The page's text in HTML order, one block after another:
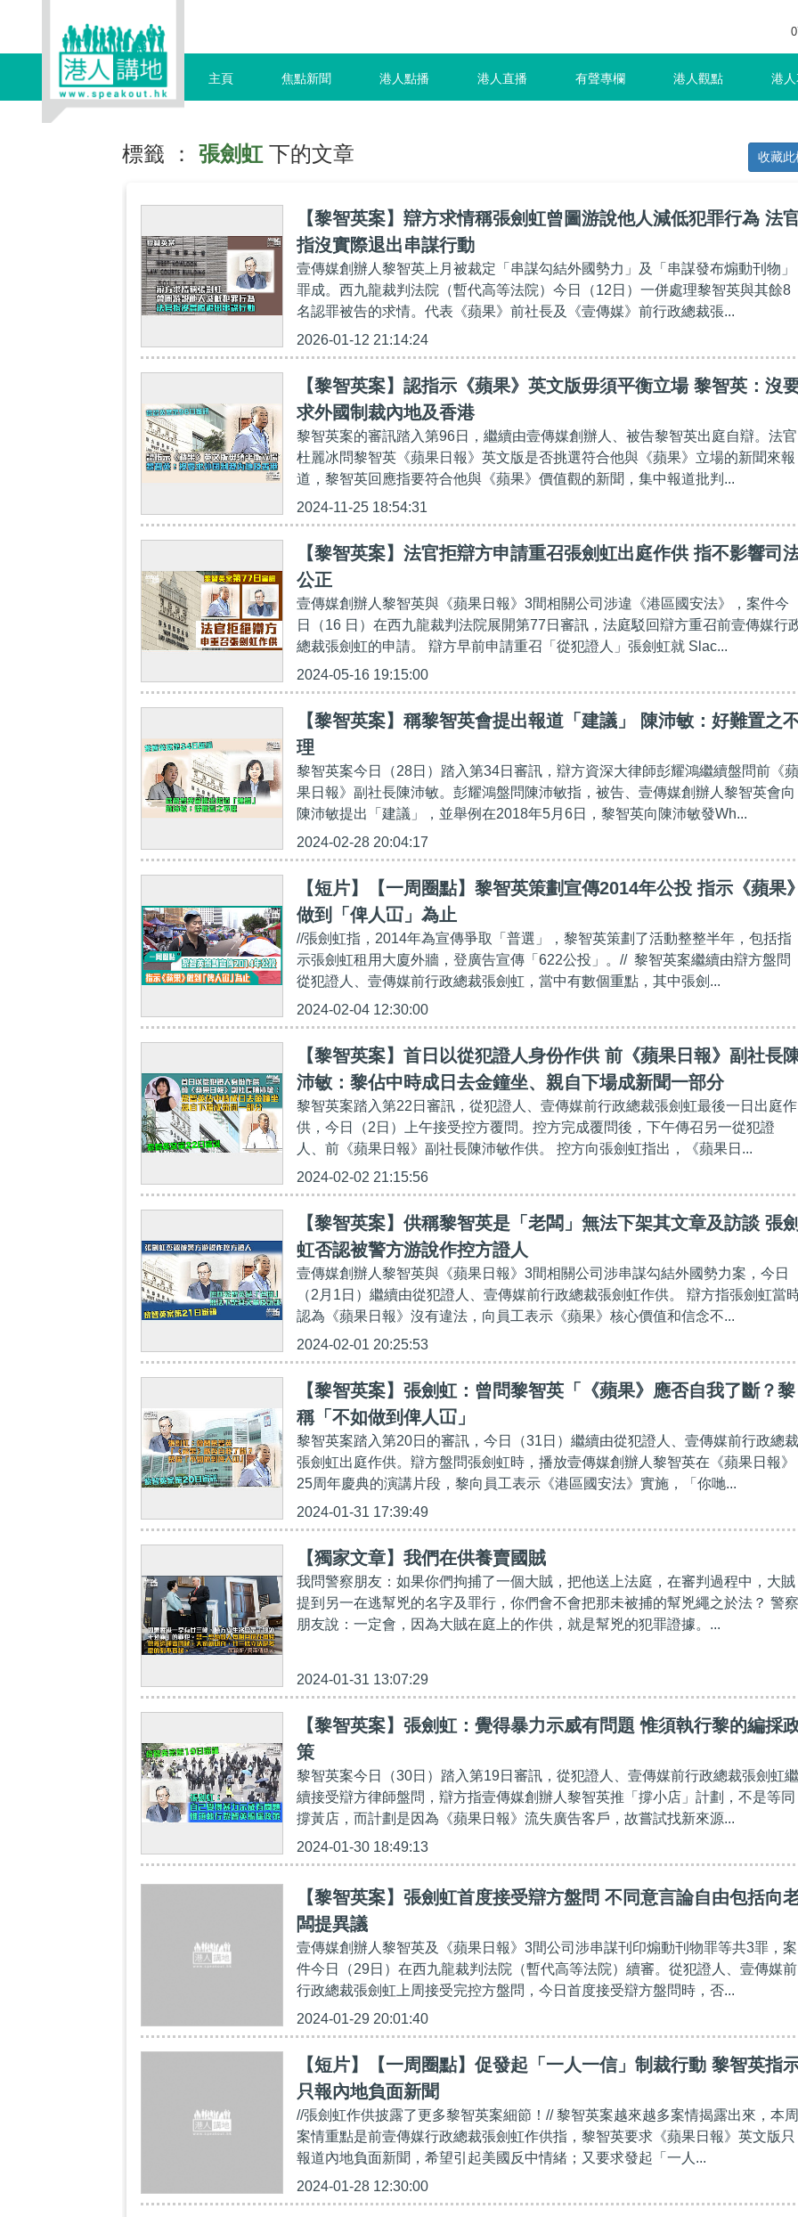
主頁 焦點新聞 港人點播 港人直播 有聲專欄 港人觀點 港
標籤 ： 張劍虹 下的文章 收藏此
【黎智英案】辯方求情稱張劍虹曾圖游說他人減低犯罪行為 法
指沒實際退出串謀行動
壹傳媒創辦人黎智英上月被裁定「串謀勾結外國勢力」及「串謀發布煽動刊物」
罪成。西九龍裁判法院（暫代高等法院）今日（12日）一併處理黎智英與其餘8
名認罪被告的求情。代表《蘋果》前社長及《壹傳媒》前行政總裁張...
2026-01-12 21:14:24
【黎智英案】認指示《蘋果》英文版毋須平衡立場 黎智英：沒
求外國制裁內地及香港
黎智英案的審訊踏入第96日，繼續由壹傳媒創辦人、被告黎智英出庭自辯。法官
杜麗冰問黎智英《蘋果日報》英文版是否挑選符合他與《蘋果》立場的新聞來報
道，黎智英回應指要符合他與《蘋果》價值觀的新聞，集中報道批判...
2024-11-25 18:54:31
【黎智英案】法官拒辯方申請重召張劍虹出庭作供 指不影響司
公正
壹傳媒創辦人黎智英與《蘋果日報》3間相關公司涉違《港區國安法》，案件今
日（16 日）在西九龍裁判法院展開第77日審訊，法庭駁回辯方重召前壹傳媒行
總裁張劍虹的申請。 辯方早前申請重召「從犯證人」張劍虹就 Slac...
2024-05-16 19:15:00
【黎智英案】稱黎智英會提出報道「建議」 陳沛敏：好難置之
理
黎智英案今日（28日）踏入第34日審訊，辯方資深大律師彭耀鴻繼續盤問前《蘋
果日報》副社長陳沛敏。彭耀鴻盤問陳沛敏指，被告、壹傳媒創辦人黎智英會向
陳沛敏提出「建議」，並舉例在2018年5月6日，黎智英向陳沛敏發Wh...
2024-02-28 20:04:17
【短片】【一周圈點】黎智英策劃宣傳2014年公投 指示《蘋果
做到「俾人冚」為止
//張劍虹指，2014年為宣傳爭取「普選」，黎智英策劃了活動整整半年，包括指
示張劍虹租用大廈外牆，登廣告宣傳「622公投」。// 黎智英案繼續由辯方盤問
從犯證人、壹傳媒前行政總裁張劍虹，當中有數個重點，其中張劍...
2024-02-04 12:30:00
【黎智英案】首日以從犯證人身份作供 前《蘋果日報》副社長
沛敏：黎佔中時成日去金鐘坐、親自下場成新聞一部分
黎智英案踏入第22日審訊，從犯證人、壹傳媒前行政總裁張劍虹最後一日出庭作
供，今日（2日）上午接受控方覆問。控方完成覆問後，下午傳召另一從犯證
人、前《蘋果日報》副社長陳沛敏作供。 控方向張劍虹指出，《蘋果日...
2024-02-02 21:15:56
【黎智英案】供稱黎智英是「老闆」無法下架其文章及訪談 張
虹否認被警方游說作控方證人
壹傳媒創辦人黎智英與《蘋果日報》3間相關公司涉串謀勾結外國勢力案，今日
（2月1日）繼續由從犯證人、壹傳媒前行政總裁張劍虹作供。 辯方指張劍虹當
認為《蘋果日報》沒有違法，向員工表示《蘋果》核心價值和信念不...
2024-02-01 20:25:53
【黎智英案】張劍虹：曾問黎智英「《蘋果》應否自我了斷？黎
稱「不如做到俾人冚」
黎智英案踏入第20日的審訊，今日（31日）繼續由從犯證人、壹傳媒前行政總裁
張劍虹出庭作供。辯方盤問張劍虹時，播放壹傳媒創辦人黎智英在《蘋果日報》
25周年慶典的演講片段，黎向員工表示《港區國安法》實施，「你哋...
2024-01-31 17:39:49
【獨家文章】我們在供養賣國賊
我問警察朋友：如果你們拘捕了一個大賊，把他送上法庭，在審判過程中，大賊
提到另一在逃幫兇的名字及罪行，你們會不會把那未被捕的幫兇繩之於法？ 警察
朋友說：一定會，因為大賊在庭上的作供，就是幫兇的犯罪證據。...
2024-01-31 13:07:29
【黎智英案】張劍虹：覺得暴力示威有問題 惟須執行黎的編採
策
黎智英案今日（30日）踏入第19日審訊，從犯證人、壹傳媒前行政總裁張劍虹繼
續接受辯方律師盤問，辯方指壹傳媒創辦人黎智英推「撐小店」計劃，不是等同
撐黃店，而計劃是因為《蘋果日報》流失廣告客戶，故嘗試找新來源...
2024-01-30 18:49:13
【黎智英案】張劍虹首度接受辯方盤問 不同意言論自由包括向
闆提異議
壹傳媒創辦人黎智英及《蘋果日報》3間公司涉串謀刊印煽動刊物罪等共3罪，案
件今日（29日）在西九龍裁判法院（暫代高等法院）續審。從犯證人、壹傳媒前
行政總裁張劍虹上周接受完控方盤問，今日首度接受辯方盤問時，否...
2024-01-29 20:01:40
【短片】【一周圈點】促發起「一人一信」制裁行動 黎智英指
只報內地負面新聞
//張劍虹作供披露了更多黎智英案細節！// 黎智英案越來越多案情揭露出來，本周
案情重點是前壹傳媒行政總裁張劍虹作供指，黎智英要求《蘋果日報》英文版只
報道內地負面新聞，希望引起美國反中情緒；又要求發起「一人...
2024-01-28 12:30:00